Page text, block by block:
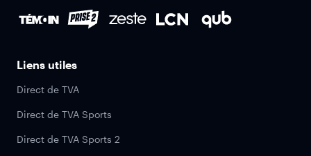
Liens utiles
Direct de TVA
Direct de TVA Sports
Direct de TVA Sports 2